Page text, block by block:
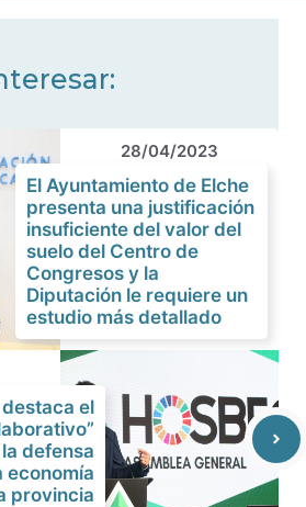
28/04/2023
El Ayuntamiento de Elche
presenta una justificación
insuficiente del valor del
suelo del Centro de
Congresos y la
Diputación le requiere un
estudio más detallado
el
defensa
economía
provincia